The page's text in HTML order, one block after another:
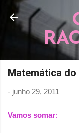
Matemática
- junho 29, 2011
Vamos somar: